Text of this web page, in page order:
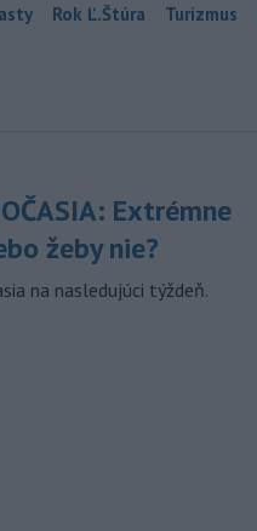
Rok Ľ.Štúra Turizmus
Extrémne
žeby nie?
na nasledujúci týždeň.